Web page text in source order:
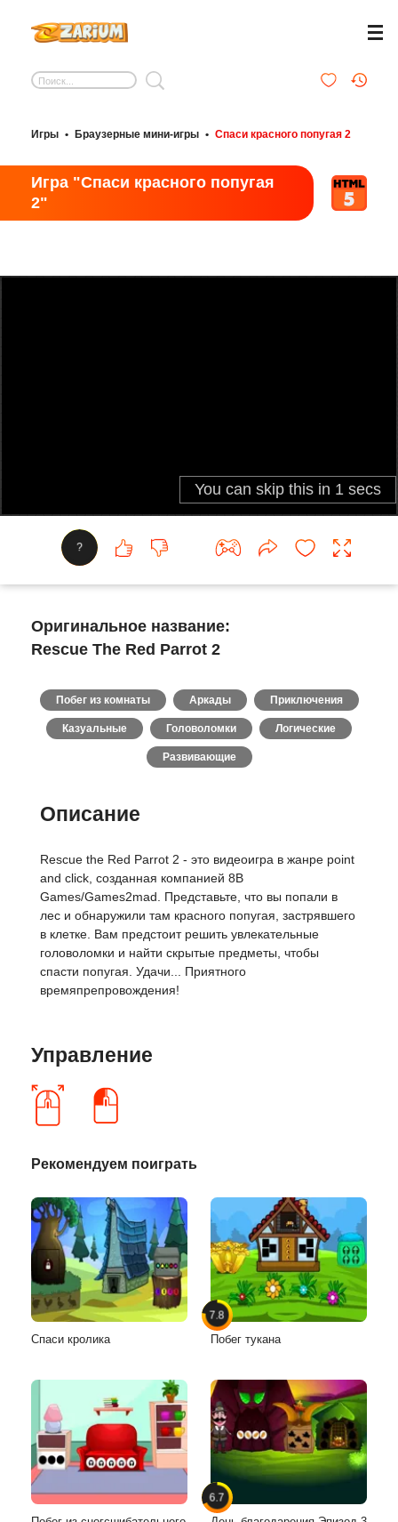
Игры • Браузерные мини-игры • Спаси красного попугая 2
Игра "Спаси красного попугая
2"
?
Оригинальное название:
Rescue The Red Parrot 2
Побег из комнаты Аркады Приключения
Казуальные Головоломки Логические
Развивающие
Описание
Rescue the Red Parrot 2 - это видеоигра в жанре point
and click, созданная компанией 8B
Games/Games2mad. Представьте, что вы попали в
лес и обнаружили там красного попугая, застрявшего
в клетке. Вам предстоит решить увлекательные
головоломки и найти скрытые предметы, чтобы
спасти попугая. Удачи... Приятного
времяпрепровождения!
Управление
Рекомендуем поиграть
Спаси кролика
7.8
Побег тукана
6.7